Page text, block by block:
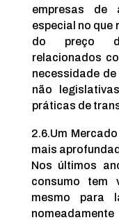
empresas de
especial no que
do preço
relacionados
necessidade
não
práticas de
2.6.Um
mais
Nos últimos
consumo tem
mesmo para